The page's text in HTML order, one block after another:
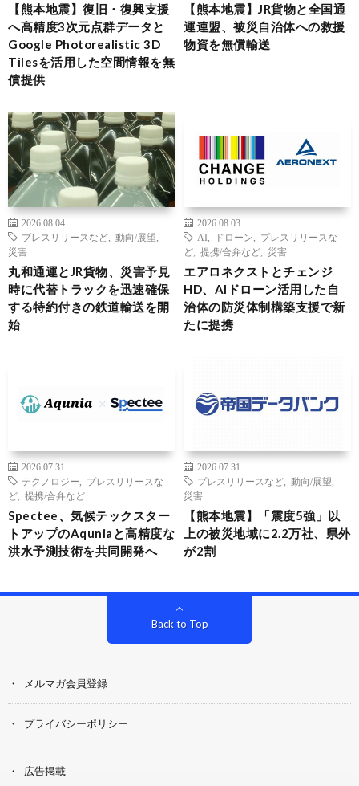
【熊本地震】復旧・復興支援
へ高精度3次元点群データと
Google Photorealistic 3D
Tilesを活用した空間情報を無
償提供
【熊本地震】JR貨物と全国通
運連盟、被災自治体への救援
物資を無償輸送
2026.08.04
プレスリリースなど
動向/展望
災害
丸和通運とJR貨物、災害予見
時に代替トラックを迅速確保
する特約付きの鉄道輸送を開
始
2026.08.03
AI
ドローン
プレスリリースな
ど
提携/合弁など 災害
エアロネクストとチェンジ
HD、AIドローン活用した自
治体の防災体制構築支援で新
たに提携
2026.07.31
テクノロジー
プレスリリースな
ど
提携/合弁など
Spectee、気候テックスター
トアップのAquniaと高精度な
洪水予測技術を共同開発へ
2026.07.31
プレスリリースなど
動向/展望
災害
【熊本地震】「震度5強」以
上の被災地域に2.2万社、県外
が2割
Back to Top
メルマガ会員登録
プライバシーポリシー
広告掲載